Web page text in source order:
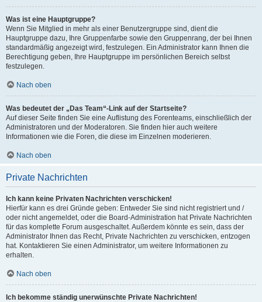
Was ist eine Hauptgruppe?
Wenn Sie Mitglied in mehr als einer Benutzergruppe sind, dient die
Hauptgruppe dazu, Ihre Gruppenfarbe sowie den Gruppenrang, der bei Ihnen
standardmäßig angezeigt wird, festzulegen. Ein Administrator kann Ihnen die
Berechtigung geben, Ihre Hauptgruppe im persönlichen Bereich selbst
festzulegen.
Nach oben
Was bedeutet der „Das Team“-Link auf der Startseite?
Auf dieser Seite finden Sie eine Auflistung des Forenteams, einschließlich der
Administratoren und der Moderatoren. Sie finden hier auch weitere
Informationen wie die Foren, die diese im Einzelnen moderieren.
Nach oben
Private Nachrichten
Ich kann keine Privaten Nachrichten verschicken!
Hierfür kann es drei Gründe geben: Entweder Sie sind nicht registriert und /
oder nicht angemeldet, oder die Board-Administration hat Private Nachrichten
für das komplette Forum ausgeschaltet. Außerdem könnte es sein, dass der
Administrator Ihnen das Recht, Private Nachrichten zu verschicken, entzogen
hat. Kontaktieren Sie einen Administrator, um weitere Informationen zu
erhalten.
Nach oben
Ich bekomme ständig unerwünschte Private Nachrichten!